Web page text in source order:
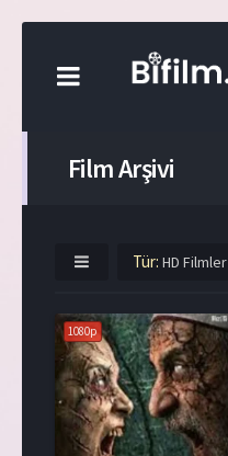
Film Arşivi
Tür: HD Filmler
1080p